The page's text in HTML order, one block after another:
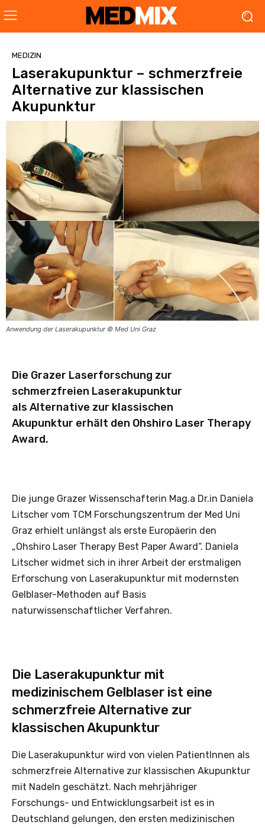
MEDIZIN
Laserakupunktur – schmerzfreie
Alternative zur klassischen
Akupunktur
Anwendung der Laserakupunktur © Med Uni Graz
Die Grazer Laserforschung zur
schmerzfreien Laserakupunktur
als Alternative zur klassischen
Akupunktur erhält den Ohshiro Laser Therapy
Award.
Die junge Grazer Wissenschafterin Mag.a Dr.in Daniela
Litscher vom TCM Forschungszentrum der Med Uni
Graz erhielt unlängst als erste Europäerin den
„Ohshiro Laser Therapy Best Paper Award“. Daniela
Litscher widmet sich in ihrer Arbeit der erstmaligen
Erforschung von Laserakupunktur mit modernsten
Gelblaser-Methoden auf Basis
naturwissenschaftlicher Verfahren.
Die Laserakupunktur mit
medizinischem Gelblaser ist eine
schmerzfreie Alternative zur
klassischen Akupunktur
Die Laserakupunktur wird von vielen PatientInnen als
schmerzfreie Alternative zur klassischen Akupunktur
mit Nadeln geschätzt. Nach mehrjähriger
Forschungs- und Entwicklungsarbeit ist es in
Deutschland gelungen, den ersten medizinischen